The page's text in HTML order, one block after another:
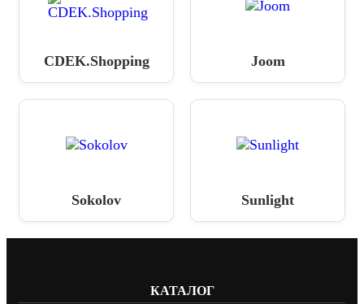
CDEK.Shopping Joom
Sokolov Sunlight
КАТАЛОГ